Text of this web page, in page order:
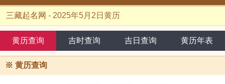
三藏起名网 - 2025年5月2日黄历
黄历查询 吉时查询 吉日查询 黄历年表
※ 黄历查询